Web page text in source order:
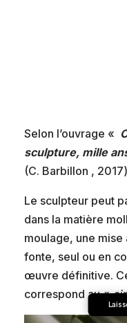
Selon l’ouvrage «
sculpture, mille
(C. Barbillon ,
Le sculpteur peut
dans la matière
moulage, une mise
fonte, seul ou en
œuvre définitive.
correspond au «